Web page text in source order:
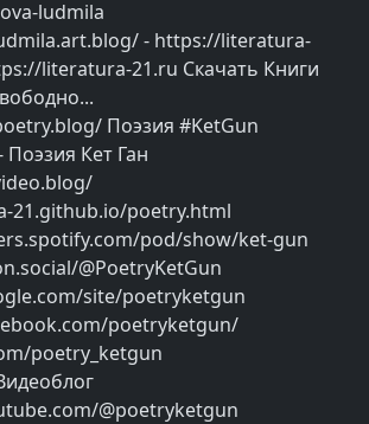
ludmila
- https://literatura-
literatura-21.ru Скачать Книги
Поэзия #KetGun
Кет Ган
21.github.io/poetry.html
pod/show/ket-gun
@PoetryKetGun
site/poetryketgun
poetryketgun/
poetry_ketgun
@poetryketgun